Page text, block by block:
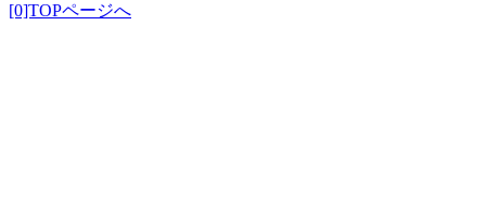
[0]TOPページへ